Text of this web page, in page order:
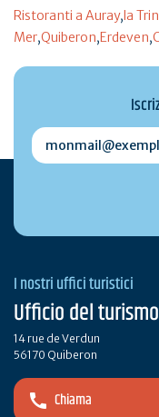
Ristoranti a Auray,la
Mer,Quiberon,Erdeven,
I nostri uffici turistici
Ufficio del
14 rue de Verdun
56170 Quiberon
Chiama